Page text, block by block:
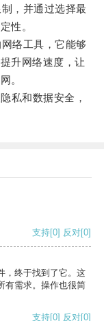
，并通过选择最
性。
络工具，它能够
升网络速度，让
。
私和数据安全，
支持[0] 反对[0]
，终于找到了它。这
有需求。操作也很简
支持[0] 反对[0]